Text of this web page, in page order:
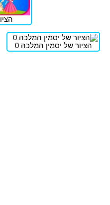
הציור של יסמין המלכה 0